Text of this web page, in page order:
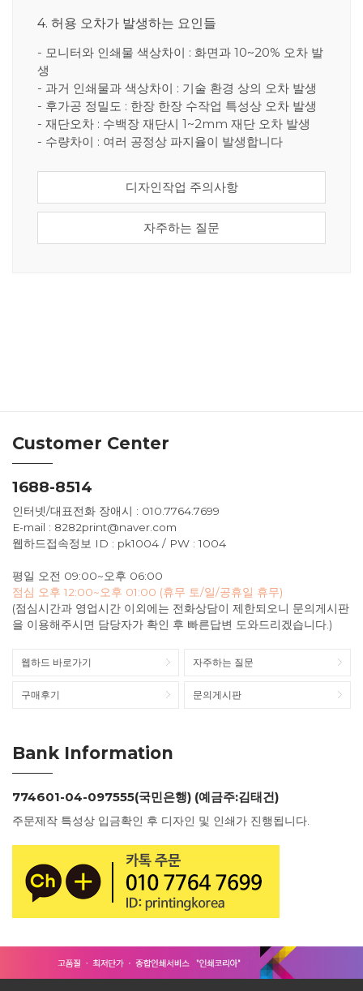
4. 허용 오차가 발생하는 요인들
- 모니터와 인쇄물 색상차이 : 화면과 10~20% 오차 발
생
- 과거 인쇄물과 색상차이 : 기술 환경 상의 오차 발생
- 후가공 정밀도 : 한장 한장 수작업 특성상 오차 발생
- 재단오차 : 수백장 재단시 1~2mm 재단 오차 발생
- 수량차이 : 여러 공정상 파지율이 발생합니다
디자인작업 주의사항
자주하는 질문
Customer Center
1688-8514
인터넷/대표전화 장애시 : 010.7764.7699
E-mail : 8282print@naver.com
웹하드접속정보 ID : pk1004 / PW : 1004
평일 오전 09:00~오후 06:00
점심 오후 12:00~오후 01:00 (휴무 토/일/공휴일 휴무)
(점심시간과 영업시간 이외에는 전화상담이 제한되오니 문의게시판
을 이용해주시면 담당자가 확인 후 빠른답변 도와드리겠습니다.)
웹하드 바로가기 자주하는 질문
구매후기 문의게시판
Bank Information
774601-04-097555(국민은행) (예금주:김태건)
주문제작 특성상 입금확인 후 디자인 및 인쇄가 진행됩니다.